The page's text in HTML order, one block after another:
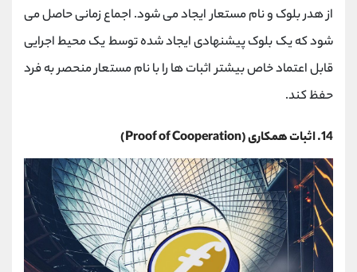
از هدر بلوک و نام مستعار ایجاد می شود. اجماع زمانی حاصل می
شود که یک بلوک پیشنهادی ایجاد شده توسط یک محیط اجرایی
قابل اعتماد خاص بیشتر اثبات ها را با نام مستعار منحصر به فرد
حفظ کند.
14. اثبات همکاری (Proof of Cooperation)